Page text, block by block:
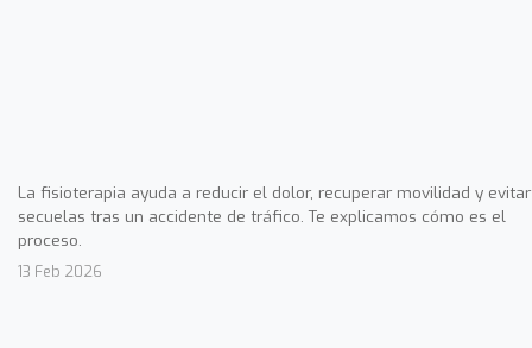
La fisioterapia ayuda a reducir el dolor, recuperar movilidad y evitar
secuelas tras un accidente de tráfico. Te explicamos cómo es el
proceso.
13 Feb 2026